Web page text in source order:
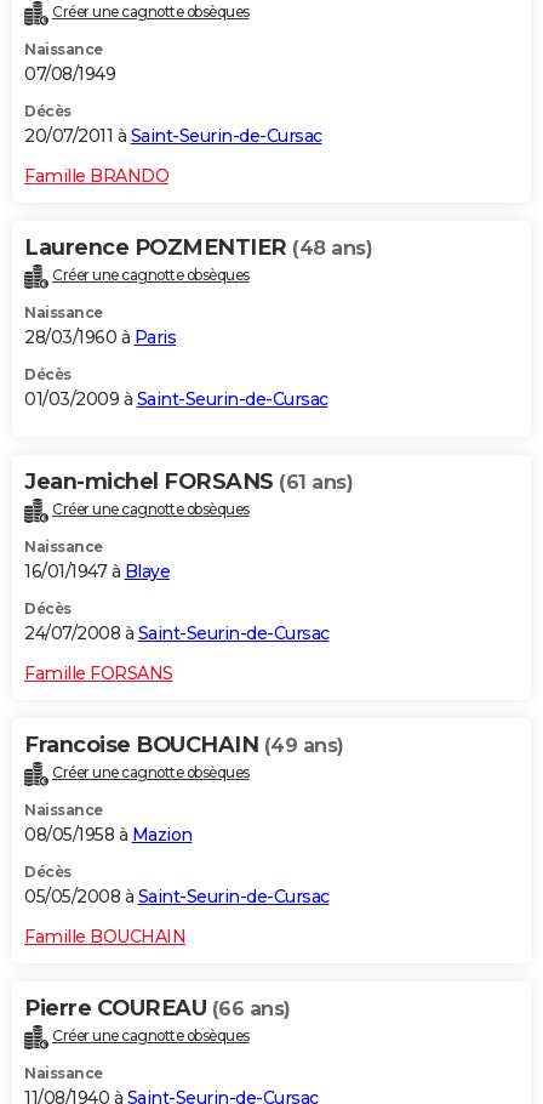
Créer une cagnotte obsèques
Naissance
07/08/1949
Décès
20/07/2011 à Saint-Seurin-de-Cursac
Famille BRANDO
Laurence POZMENTIER (48 ans)
Créer une cagnotte obsèques
Naissance
28/03/1960 à Paris
Décès
01/03/2009 à Saint-Seurin-de-Cursac
Jean-michel FORSANS (61 ans)
Créer une cagnotte obsèques
Naissance
16/01/1947 à Blaye
Décès
24/07/2008 à Saint-Seurin-de-Cursac
Famille FORSANS
Francoise BOUCHAIN (49 ans)
Créer une cagnotte obsèques
Naissance
08/05/1958 à Mazion
Décès
05/05/2008 à Saint-Seurin-de-Cursac
Famille BOUCHAIN
Pierre COUREAU (66 ans)
Créer une cagnotte obsèques
Naissance
11/08/1940 à Saint-Seurin-de-Cursac